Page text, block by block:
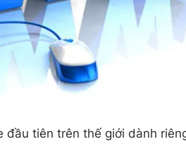
tiên trên thế giới dành